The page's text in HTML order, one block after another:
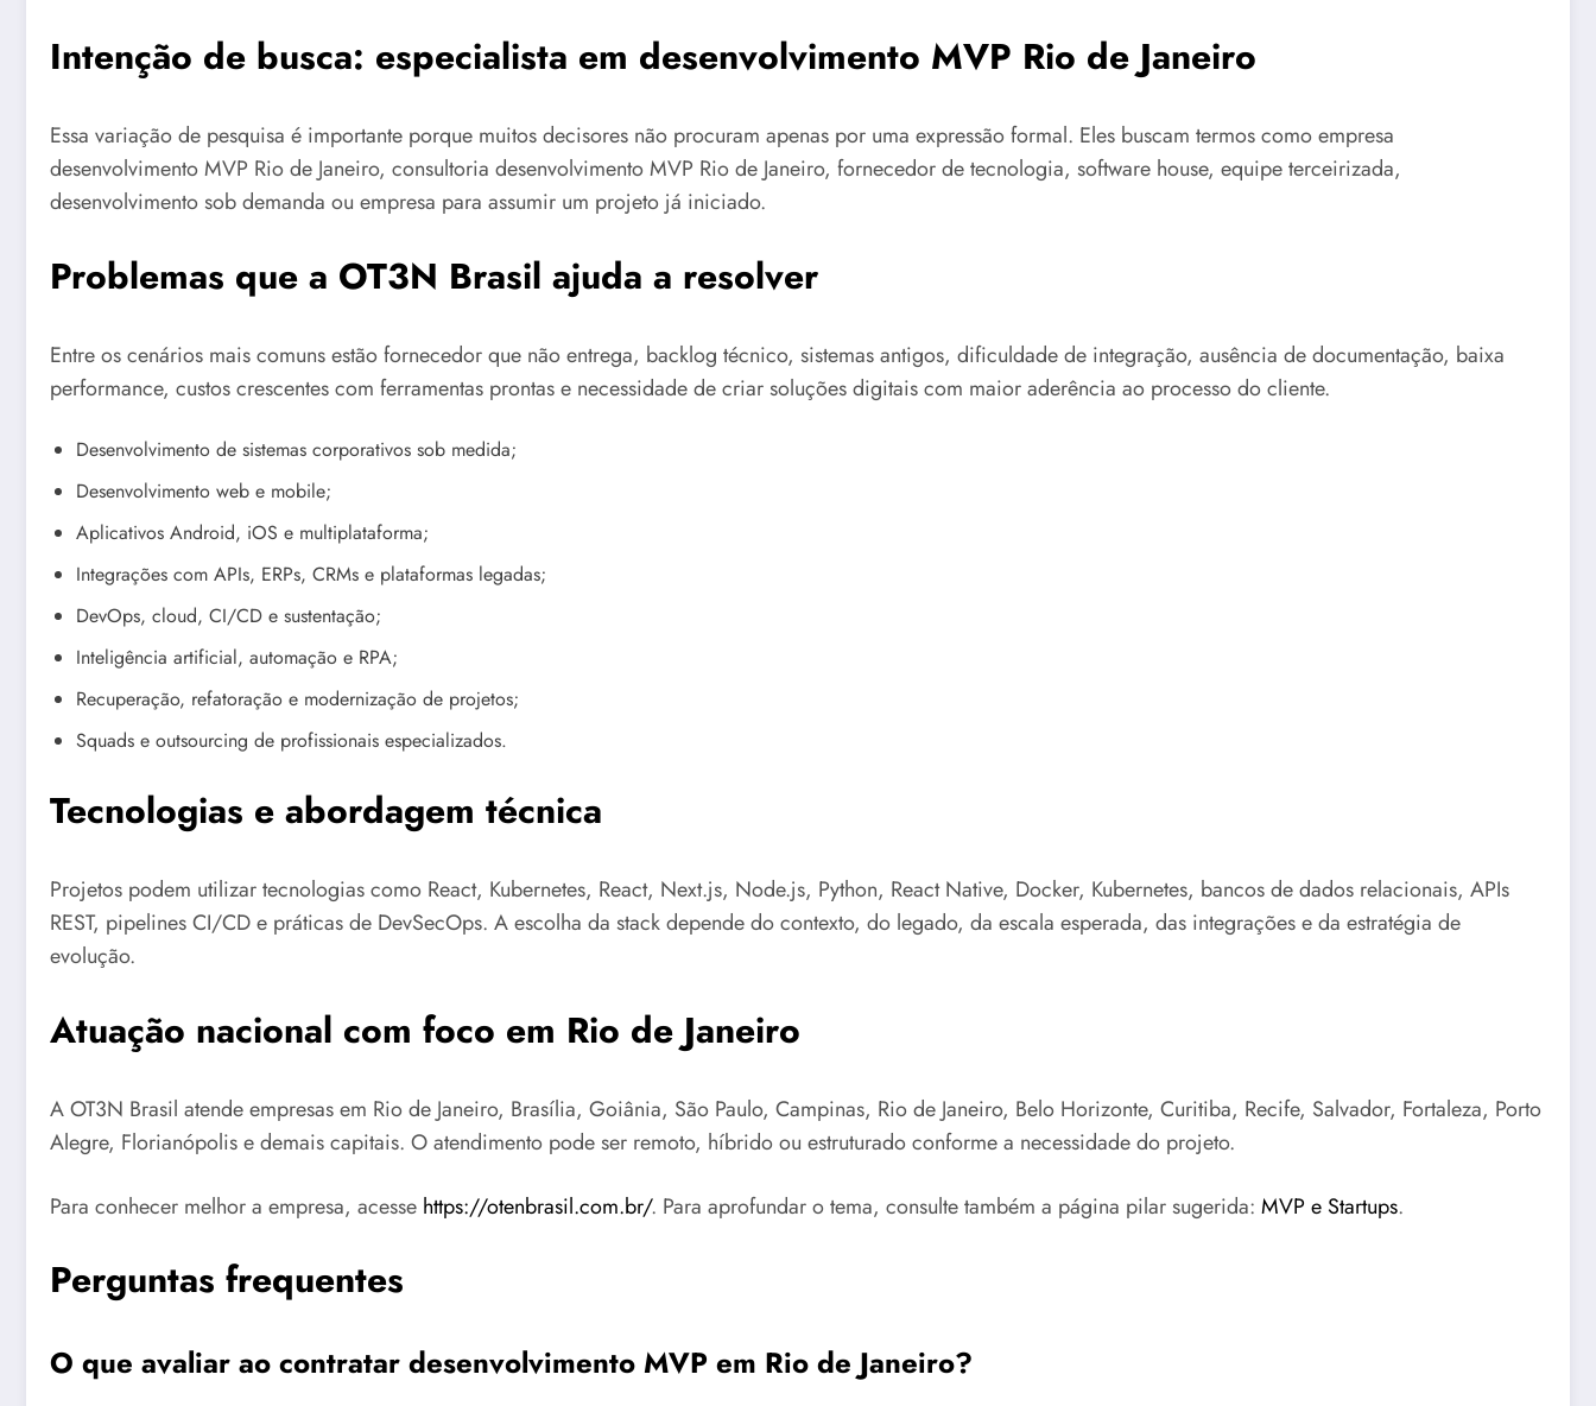
Intenção de busca: especialista em desenvolvimento MVP Rio de Janeiro
Essa variação de pesquisa é importante porque muitos decisores não procuram apenas por uma expressão formal. Eles buscam termos como empresa
desenvolvimento MVP Rio de Janeiro, consultoria desenvolvimento MVP Rio de Janeiro, fornecedor de tecnologia, software house, equipe terceirizada,
desenvolvimento sob demanda ou empresa para assumir um projeto já iniciado.
Problemas que a OT3N Brasil ajuda a resolver
Entre os cenários mais comuns estão fornecedor que não entrega, backlog técnico, sistemas antigos, dificuldade de integração, ausência de documentação, baixa
performance, custos crescentes com ferramentas prontas e necessidade de criar soluções digitais com maior aderência ao processo do cliente.
Desenvolvimento de sistemas corporativos sob medida;
Desenvolvimento web e mobile;
Aplicativos Android, iOS e multiplataforma;
Integrações com APIs, ERPs, CRMs e plataformas legadas;
DevOps, cloud, CI/CD e sustentação;
Inteligência artificial, automação e RPA;
Recuperação, refatoração e modernização de projetos;
Squads e outsourcing de profissionais especializados.
Tecnologias e abordagem técnica
Projetos podem utilizar tecnologias como React, Kubernetes, React, Next.js, Node.js, Python, React Native, Docker, Kubernetes, bancos de dados relacionais, APIs
REST, pipelines CI/CD e práticas de DevSecOps. A escolha da stack depende do contexto, do legado, da escala esperada, das integrações e da estratégia de
evolução.
Atuação nacional com foco em Rio de Janeiro
A OT3N Brasil atende empresas em Rio de Janeiro, Brasília, Goiânia, São Paulo, Campinas, Rio de Janeiro, Belo Horizonte, Curitiba, Recife, Salvador, Fortaleza, Porto
Alegre, Florianópolis e demais capitais. O atendimento pode ser remoto, híbrido ou estruturado conforme a necessidade do projeto.
Para conhecer melhor a empresa, acesse https://otenbrasil.com.br/. Para aprofundar o tema, consulte também a página pilar sugerida: MVP e Startups.
Perguntas frequentes
O que avaliar ao contratar desenvolvimento MVP em Rio de Janeiro?